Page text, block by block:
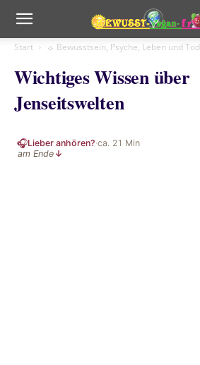
Start ☼ Bewusstsein, Psyche, Leben und Tod
Wichtiges Wissen über
Jenseitswelten
🎧Lieber anhören?·ca. 21 Min
am Ende ↓